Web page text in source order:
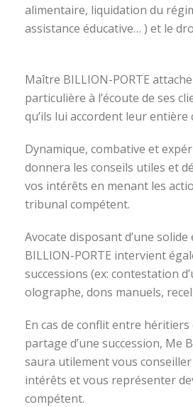
alimentaire, liquidation du
assistance éducative… ) et le
Maître BILLION-PORTE
particulière à l’écoute de ses
qu’ils lui accordent leur entière
Dynamique, combative et
donnera les conseils utiles et
vos intérêts en menant les
tribunal compétent.
Avocate disposant d’une
BILLION-PORTE intervient
successions (ex: contestation
olographe, dons manuels,
En cas de conflit entre
partage d’une succession, Me
saura utilement vous
intérêts et vous représenter
compétent.